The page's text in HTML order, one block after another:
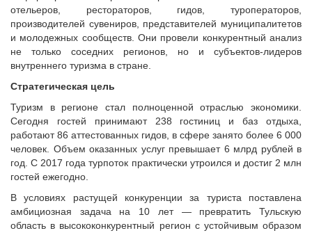
Конкурсы Совета
Семинары Совета
Издания Совета
Вопрос-ответ
ОКМО
Информационный бюллетень МСУ
НАСЕЛЕНИЕ И МСУ
ТОС
Лучшие практики ТОС
Исполнительная дирекция
Ревизионная комиссия
Палаты Совета
Комитеты Совета
Партнеры Совета
Полезные ссылки
Инвестиционные порталы муниципальных образований
Контактная информация
НОВОСТИ
СМИ о нас
отельеров, рестораторов, гидов, туроператоров,
производителей сувениров, представителей муниципалитетов
и молодежных сообществ. Они провели конкурентный анализ
не только соседних регионов, но и субъектов-лидеров
внутреннего туризма в стране.
Стратегическая цель
Туризм в регионе стал полноценной отраслью экономики.
Сегодня гостей принимают 238 гостиниц и баз отдыха,
работают 86 аттестованных гидов, в сфере занято более 6 000
человек. Объем оказанных услуг превышает 6 млрд рублей в
год. С 2017 года турпоток практически утроился и достиг 2 млн
гостей ежегодно.
В условиях растущей конкуренции за туриста поставлена
амбициозная задача на 10 лет — превратить Тульскую
область в высококонкурентный регион с устойчивым образом